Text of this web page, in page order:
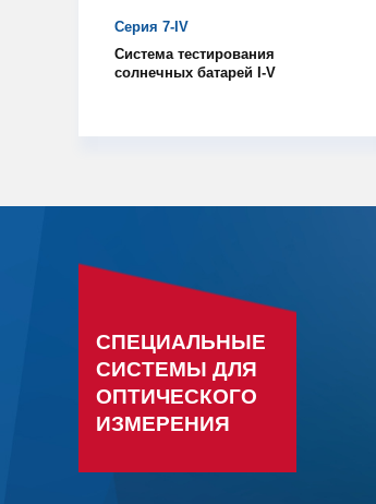
Серия 7-IV
Система тестирования
солнечных батарей I-V
СПЕЦИАЛЬНЫЕ
СИСТЕМЫ ДЛЯ
ОПТИЧЕСКОГО
ИЗМЕРЕНИЯ